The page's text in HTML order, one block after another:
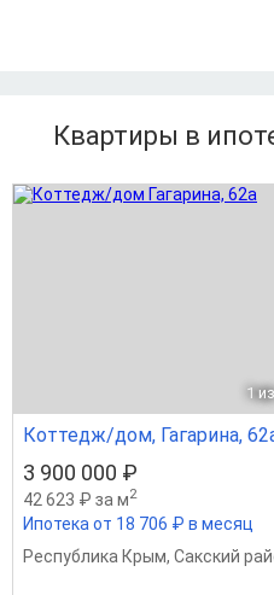
Квартиры в
1
Коттедж/дом, Гагарина,
3 900 000 ₽
42 623 ₽ за м2
Ипотека от 18 706 ₽ в месяц
Республика Крым, Сакский